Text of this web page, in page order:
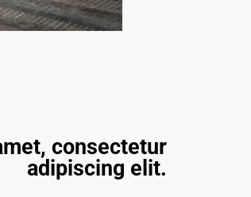
consectetur
adipiscing elit.​